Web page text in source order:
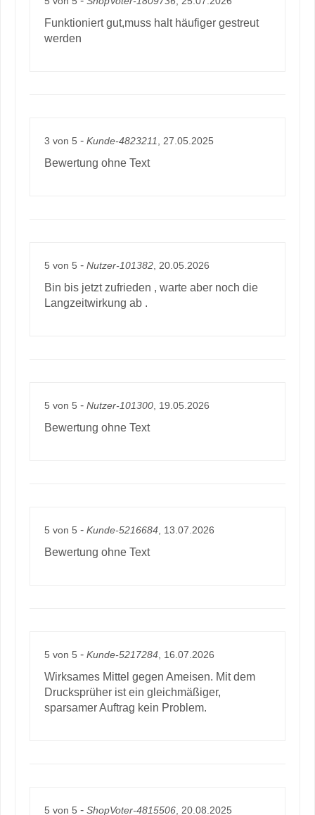
Funktioniert gut,muss halt häufiger gestreut
werden
3 von 5 - Kunde-4823211 , 27.05.2025
Bewertung ohne Text
5 von 5 - Nutzer-101382 , 20.05.2026
Bin bis jetzt zufrieden , warte aber noch die
Langzeitwirkung ab .
5 von 5 - Nutzer-101300 , 19.05.2026
Bewertung ohne Text
5 von 5 - Kunde-5216684 , 13.07.2026
Bewertung ohne Text
5 von 5 - Kunde-5217284 , 16.07.2026
Wirksames Mittel gegen Ameisen. Mit dem
Drucksprüher ist ein gleichmäßiger,
sparsamer Auftrag kein Problem.
5 von 5 - ShopVoter-4815506 , 20.08.2025